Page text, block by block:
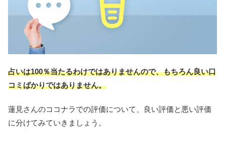
占いは100％当たるわけではありませんので、もちろん良い口
コミばかりではありません。
蓮見さんのココナラでの評価について、良い評価と悪い評価
に分けてみていきましょう。